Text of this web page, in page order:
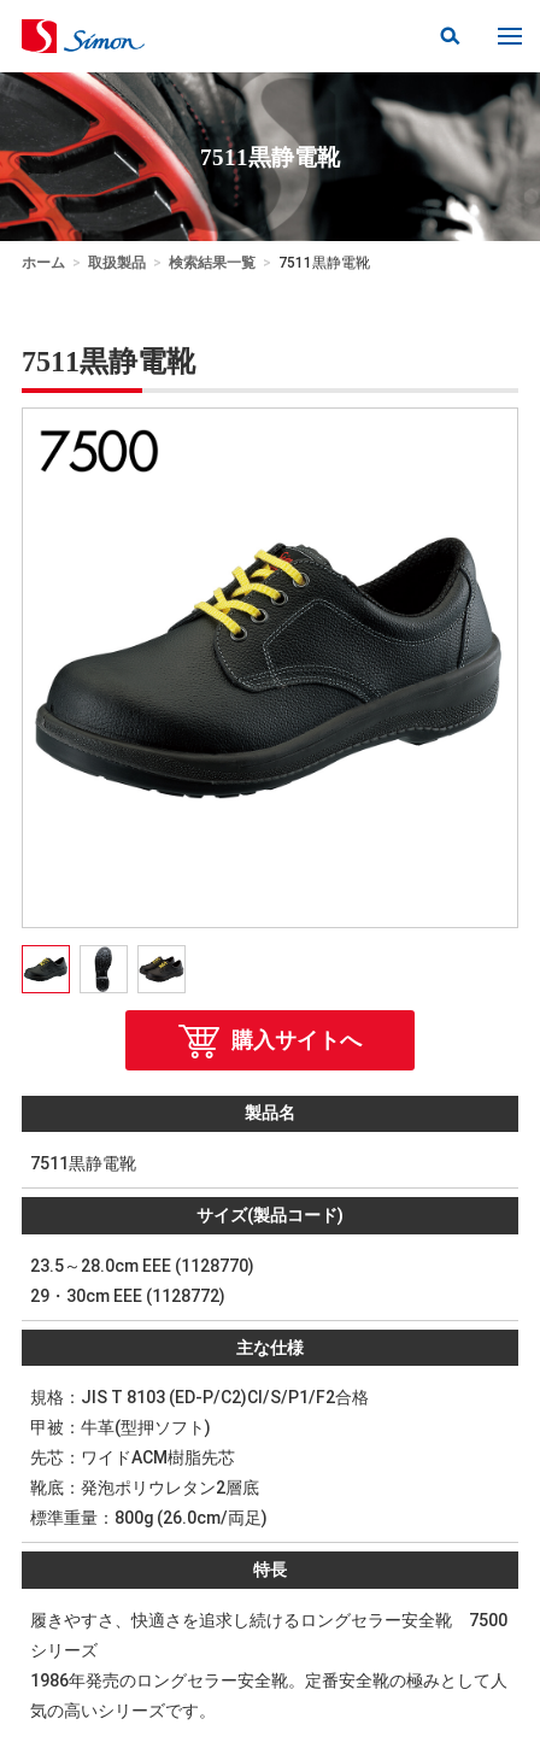
7511黒静電靴
ホーム > 取扱製品 > 検索結果一覧 > 7511黒静電靴
7511黒静電靴
購入サイトへ
製品名
7511黒静電靴
サイズ(製品コード)
23.5～28.0cm EEE (1128770)
29・30cm EEE (1128772)
主な仕様
規格：JIS T 8103 (ED-P/C2)CⅠ/S/P1/F2合格
甲被：牛革(型押ソフト)
先芯：ワイドACM樹脂先芯
靴底：発泡ポリウレタン2層底
標準重量：800g (26.0cm/両足)
特長
履きやすさ、快適さを追求し続けるロングセラー安全靴 7500
シリーズ
1986年発売のロングセラー安全靴。定番安全靴の極みとして人
気の高いシリーズです。